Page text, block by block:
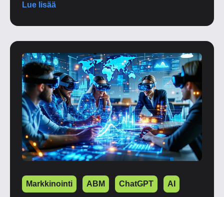
Lue lisää
Markkinointi ABM ChatGPT AI